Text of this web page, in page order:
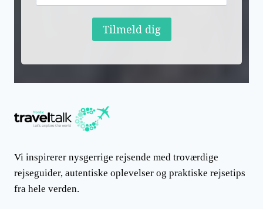
Tilmeld dig
Vi inspirerer nysgerrige rejsende med troværdige
rejseguider, autentiske oplevelser og praktiske rejsetips
fra hele verden.